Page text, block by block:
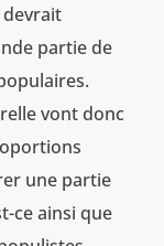
devrait
partie de
vont donc
une partie
ce ainsi que